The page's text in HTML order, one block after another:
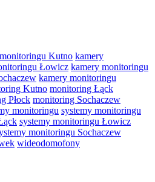
Kutno kamery
Łowicz kamery monitoringu
kamery monitoringu
Kutno monitoring Łąck
Płock monitoring Sochaczew
monitoringu systemy monitoringu
systemy monitoringu Łowicz
monitoringu Sochaczew
wideodomofony